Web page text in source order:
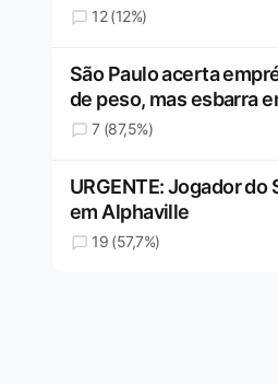
12 (12%)
São Paulo acerta
de peso, mas esbarra
7 (87,5%)
URGENTE: Jogador do
em Alphaville
19 (57,7%)